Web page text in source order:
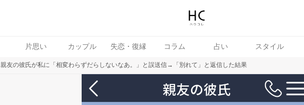
片思い カップル 失恋・復縁 コラム 占い スタイル
親友の彼氏が私に「相変わらずだらしないなあ。」と誤送信→「別れて」と返信した結果